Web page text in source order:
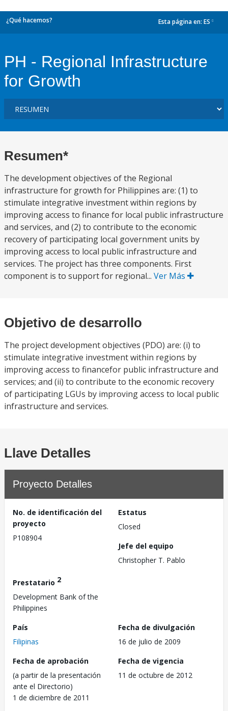
¿Qué hacemos? Esta página en: ES
PH - Regional Infrastructure
for Growth
Resumen*
The development objectives of the Regional
infrastructure for growth for Philippines are: (1) to
stimulate integrative investment within regions by
improving access to finance for local public infrastructure
and services, and (2) to contribute to the economic
recovery of participating local government units by
improving access to local public infrastructure and
services. The project has three components. First
component is to support for regional... Ver Más
Objetivo de desarrollo
The project development objectives (PDO) are: (i) to
stimulate integrative investment within regions by
improving access to financefor public infrastructure and
services; and (ii) to contribute to the economic recovery
of participating LGUs by improving access to local public
infrastructure and services.
Llave Detalles
Proyecto Detalles
No. de identificación del
proyecto
P108904
Estatus
Closed
Jefe del equipo
Christopher T. Pablo
Prestatario 2
Development Bank of the
Philippines
País
Filipinas
Fecha de divulgación
16 de julio de 2009
Fecha de aprobación
(a partir de la presentación
ante el Directorio)
1 de diciembre de 2011
Fecha de vigencia
11 de octubre de 2012